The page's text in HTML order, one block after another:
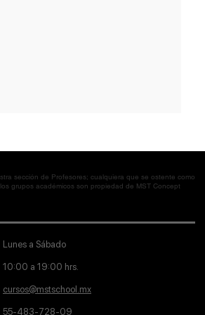
sección de Profesores; cualquiera que se ostente como
grupos académicos son propiedad de MST Concept
Lunes a Sábado
10:00 a 19:00 hrs.
cursos@mstschool.mx
55-483-728-09